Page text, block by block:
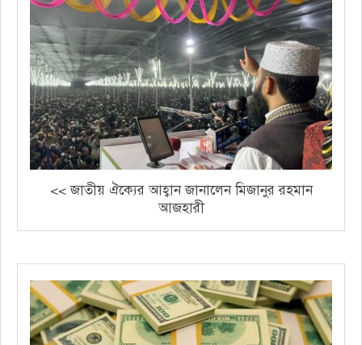
<< জাতীয় ঐক্যের আহ্বান জানালেন মিজানুর রহমান
আজহারী